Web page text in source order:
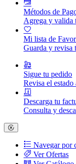
Métodos de
Agrega y valida
Mi lista de
Guarda y revisa
Sigue tu pedido
Revisa el
Descarga tu
Consulta y
Navegar por
Ver Ofertas